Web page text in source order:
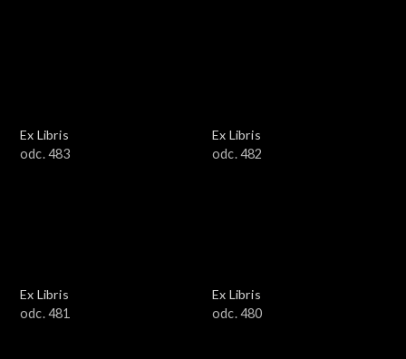
Ex Libris
odc. 483
Ex Libris
odc. 482
Ex Libris
odc. 481
Ex Libris
odc. 480